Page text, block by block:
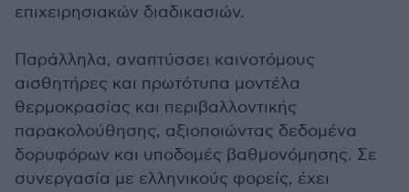
επιχειρησιακών διαδικασιών.
Παράλληλα, αναπτύσσει καινοτόμους
αισθητήρες και πρωτότυπα μοντέλα
θερμοκρασίας και περιβαλλοντικής
παρακολούθησης, αξιοποιώντας δεδομένα
δορυφόρων και υποδομές βαθμονόμησης. Σε
συνεργασία με ελληνικούς φορείς, έχει